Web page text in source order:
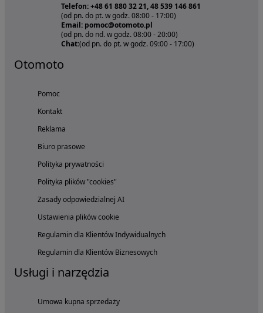
Telefon: +48 61 880 32 21, 48 539 146 861
(od pn. do pt. w godz. 08:00 - 17:00)
Email: pomoc@otomoto.pl
(od pn. do nd. w godz. 08:00 - 20:00)
Chat:(od pn. do pt. w godz. 09:00 - 17:00)
Otomoto
Pomoc
Kontakt
Reklama
Biuro prasowe
Polityka prywatności
Polityka plików "cookies"
Zasady odpowiedzialnej AI
Ustawienia plików cookie
Regulamin dla Klientów Indywidualnych
Regulamin dla Klientów Biznesowych
Usługi i narzędzia
Umowa kupna sprzedaży